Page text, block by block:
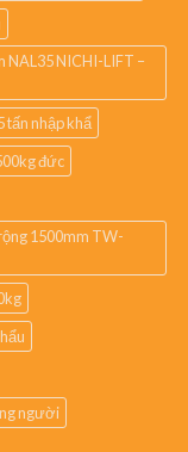
NAL35 NICHI-LIFT –
tấn nhập khẩ
đức
1500mm TW-
người